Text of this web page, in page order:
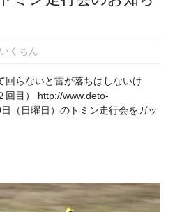
いくちん
回らないと雷が落ちはしないけ
回目） http://www.deto-
（日曜日）のトミン走行会をガッ